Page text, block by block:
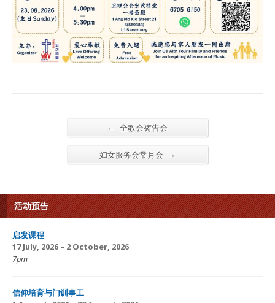
← 全教会祷告会
妇女服务会常月会 →
活动预告
启发课程
17 July, 2026 – 2 October, 2026
7pm
信仰培育与门训事工